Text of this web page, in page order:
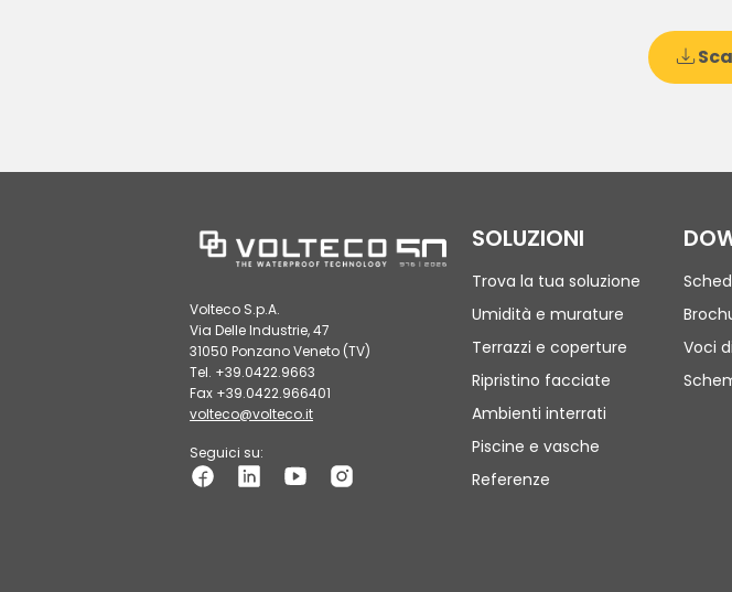
Volteco S.p.A.
Via Delle Industrie, 47
31050 Ponzano Veneto (TV)
Tel. +39.0422.9663
Fax +39.0422.966401
volteco@volteco.it
Seguici su:
SOLUZIONI
Trova la tua soluzione
Umidità e murature
Terrazzi e coperture
Ripristino facciate
Ambienti interrati
Piscine e vasche
Referenze
Voci